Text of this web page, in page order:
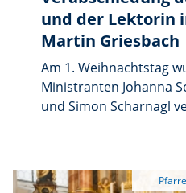
und der Lektorin
Martin Griesbach
Am 1. Weihnachtstag
Ministranten Johanna
und Simon Scharnagl
Auch die Lektorin